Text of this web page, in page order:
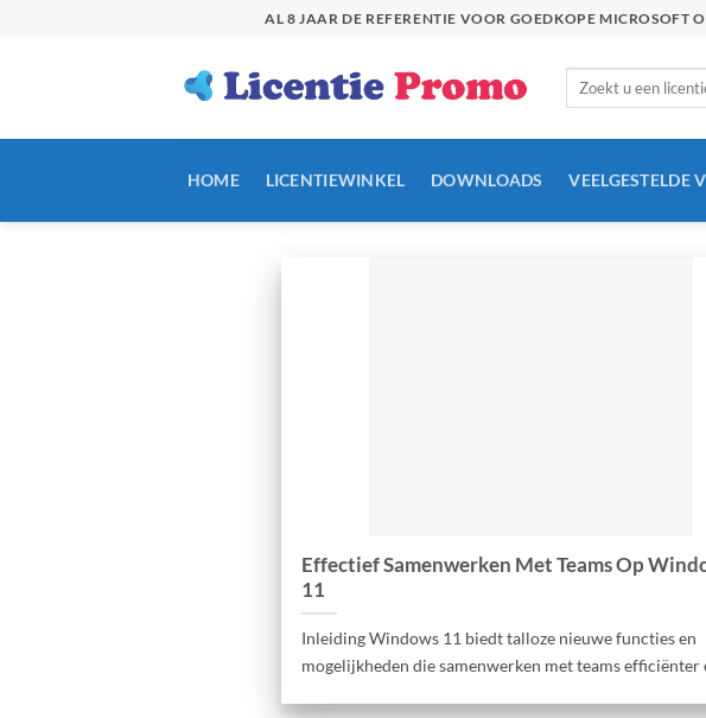
AL 8 JAAR DE REFERENTIE VOOR GOEDKOPE
Zoeken
HOME LICENTIEWINKEL DOWNLOADS VEELGESTELDE
Effectief Samenwerken Met Teams Op
11
Inleiding Windows 11 biedt talloze nieuwe functies en
mogelijkheden die samenwerken met teams efficiënter